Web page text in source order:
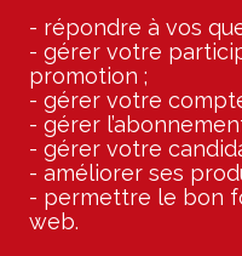
- répondre à vos
- gérer votre
promotion ;
- gérer votre
- gérer
- gérer votre
- améliorer ses
- permettre le bon
web.